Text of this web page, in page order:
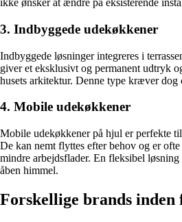
ikke ønsker at ændre på eksisterende
3. Indbyggede udekøkkener
Indbyggede løsninger integreres i
giver et eksklusivt og permanent udtryk
husets arkitektur. Denne type kræver dog
4. Mobile udekøkkener
Mobile udekøkkener på hjul er perfekte
De kan nemt flyttes efter behov og er
mindre arbejdsflader. En fleksibel
åben himmel.
Forskellige brands